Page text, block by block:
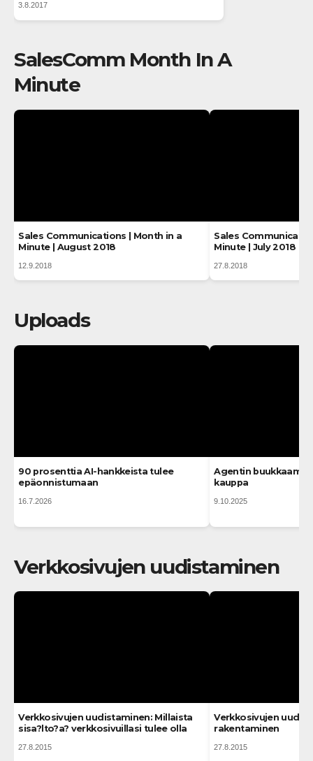
3.8.2017
SalesComm Month In A
Minute
Sales Communications | Month in a
Minute | August 2018
12.9.2018
Sales
Minute | July 2018
27.8.2018
Uploads
90 prosenttia AI-hankkeista tulee
epäonnistumaan
16.7.2026
Agentin
kauppa
9.10.2025
Verkkosivujen uudistaminen
Verkkosivujen uudistaminen: Millaista
sisa?lto?a? verkkosivuillasi tulee olla
27.8.2015
Verkkosivujen
rakentaminen
27.8.2015